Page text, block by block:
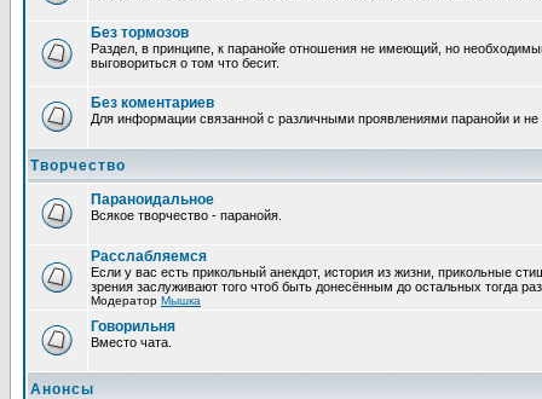
Без тормозов
Раздел, в принципе, к паранойе отношения не имеющий, но
выговориться о том что бесит.
Без коментариев
Для информации связанной с различными проявлениями паранойи и
Творчество
Параноидальное
Всякое творчество - паранойя.
Расслабляемся
Если у вас есть прикольный анекдот, история из жизни, прикольные
зрения заслуживают того чтоб быть донесённым до остальных тогда
Модератор Мышка
Говорильня
Вместо чата.
Анонсы